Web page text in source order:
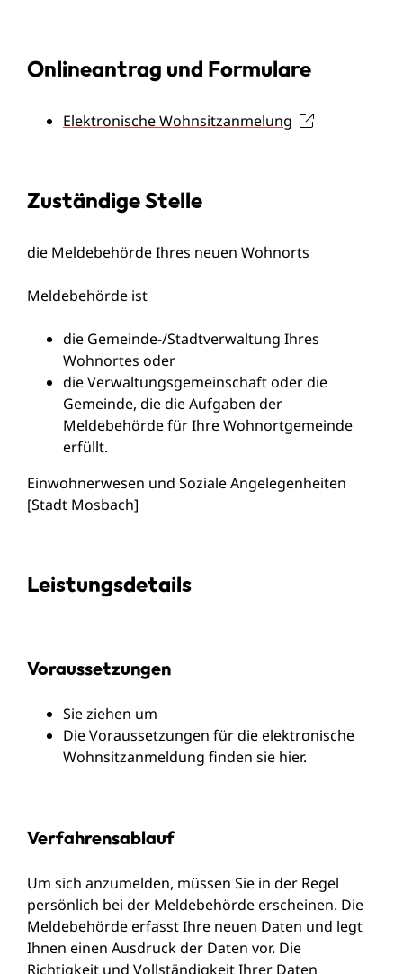
Onlineantrag und Formulare
Elektronische Wohnsitzanmelung
Zuständige Stelle
die Meldebehörde Ihres neuen Wohnorts
Meldebehörde ist
die Gemeinde-/Stadtverwaltung Ihres
Wohnortes oder
die Verwaltungsgemeinschaft oder die
Gemeinde, die die Aufgaben der
Meldebehörde für Ihre Wohnortgemeinde
erfüllt.
Einwohnerwesen und Soziale Angelegenheiten
[Stadt Mosbach]
Leistungsdetails
Voraussetzungen
Sie ziehen um
Die Voraussetzungen für die elektronische
Wohnsitzanmeldung finden sie hier.
Verfahrensablauf
Um sich anzumelden, müssen Sie in der Regel
persönlich bei der Meldebehörde erscheinen. Die
Meldebehörde erfasst Ihre neuen Daten und legt
Ihnen einen Ausdruck der Daten vor. Die
Richtigkeit und Vollständigkeit Ihrer Daten